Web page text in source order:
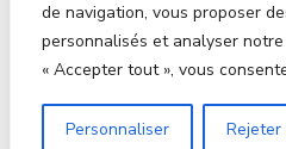
de navigation, vous proposer
personnalisés et analyser
« Accepter tout », vous
Personnaliser